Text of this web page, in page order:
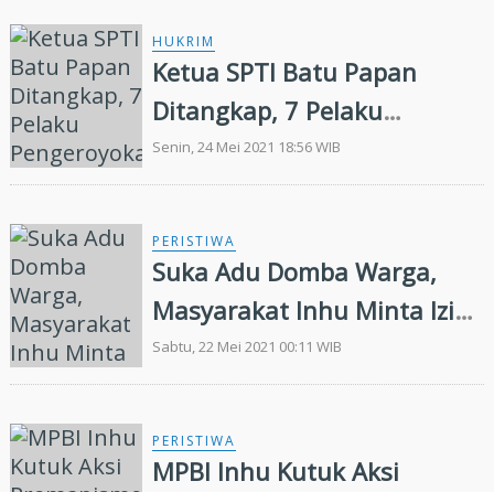
HUKRIM
Ketua SPTI Batu Papan
Ditangkap, 7 Pelaku
Pengeroyokan Diburu Polres
Inhu
Senin, 24 Mei 2021 18:56 WIB
PERISTIWA
Suka Adu Domba Warga,
Masyarakat Inhu Minta Izin
PKS PT Karisma Agro
Sejahtera Dicabut
Sabtu, 22 Mei 2021 00:11 WIB
PERISTIWA
MPBI Inhu Kutuk Aksi